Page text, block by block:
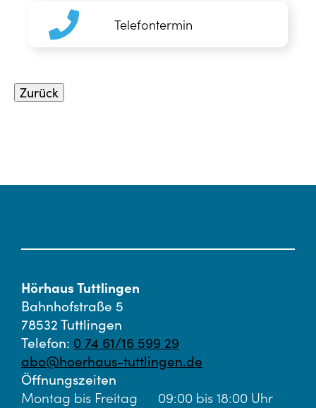
Telefontermin
Zurück
Hörhaus Tuttlingen
Bahnhofstraße 5
78532 Tuttlingen
Telefon: 0 74 61/16 599 29
abo@hoerhaus-tuttlingen.de
Öffnungszeiten
Montag bis Freitag 09:00 bis 18:00 Uhr